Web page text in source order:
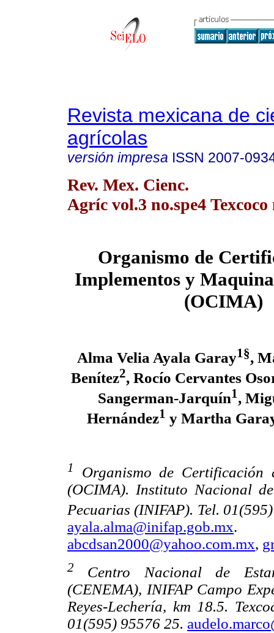
Revista mexicana de
agrícolas
versión impresa ISSN 2007-
Rev. Mex. Cienc.
Agríc vol.3 no.spe4 Texcoco
Organismo de
Implementos y
(OCIMA)
Alma Velia Ayala Garay1§,
Benítez2, Rocío Cervantes
Sangerman-Jarquín1,
Hernández1 y Martha
1
Organismo de
(OCIMA). Instituto Nacional
Pecuarias (INIFAP). Tel.
ayala.alma@inifap.gob.mx
abcdsan2000@yahoo.com.mx,
2
Centro Nacional de
(CENEMA), INIFAP Campo
Reyes-Lechería, km 18.5.
01(595) 95576 25.